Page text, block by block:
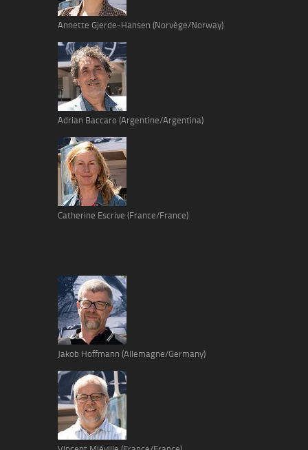
Annette Gjerde-Hansen (Norvège/Norway)
Adrian Baccaro (Argentine/Argentina)
Catherine Escrive (France/France)
Jakob Hoffmann (Allemagne/Germany)